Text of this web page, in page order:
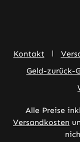
Kontakt
Geld-zurück-
Alle Preise
Versandkosten